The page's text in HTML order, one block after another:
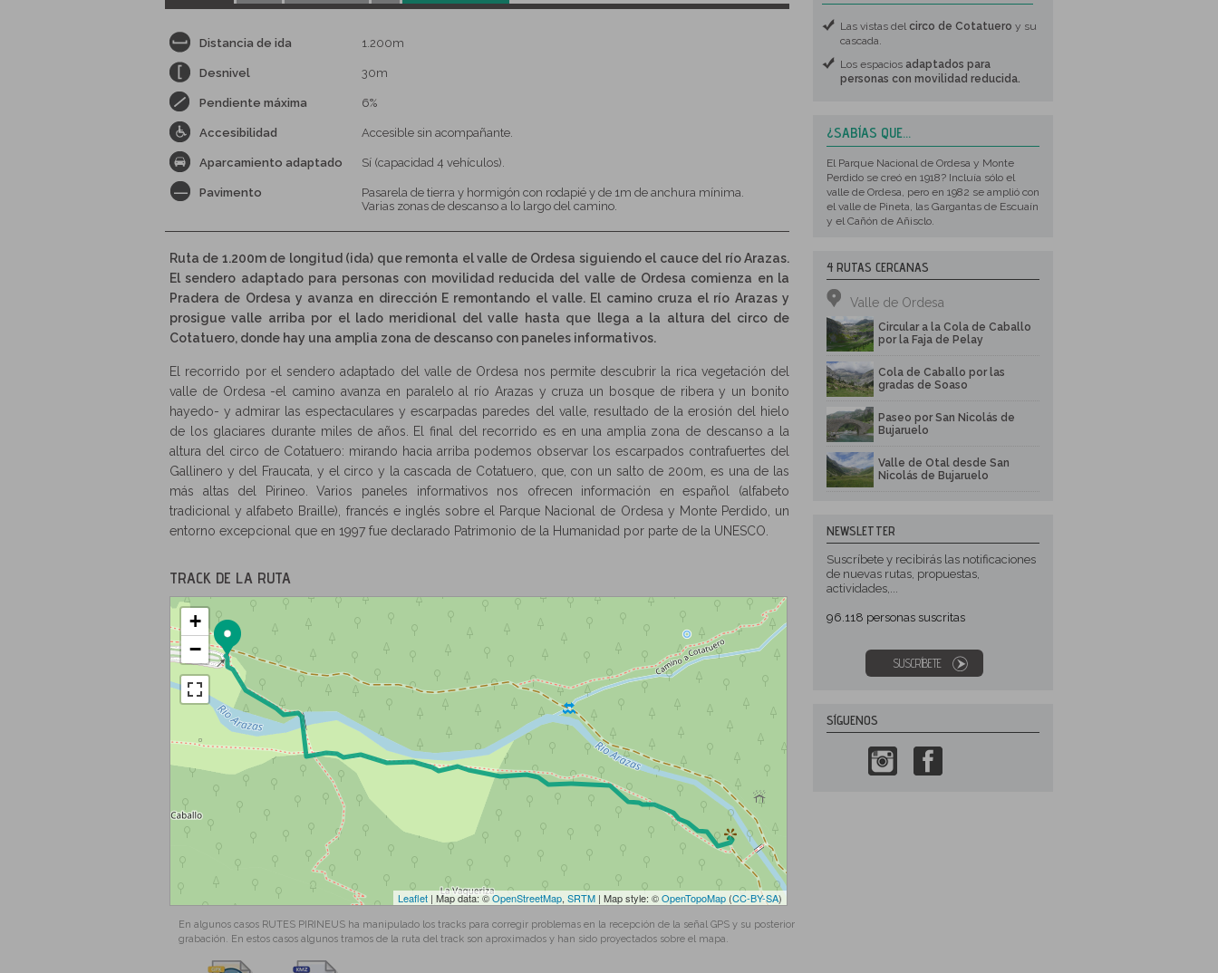
Distancia de ida 1.200m
Desnivel 30m
Pendiente máxima 6%
Accesibilidad Accesible sin acompañante.
Aparcamiento adaptado Sí (capacidad 4 vehículos).
Pavimento
Pasarela de tierra y hormigón con rodapié y de 1m de anchura mínima.
Varias zonas de descanso a lo largo del camino.
Ruta de 1.200m de longitud (ida) que remonta el valle de Ordesa siguiendo el cauce del río Arazas.
El sendero adaptado para personas con movilidad reducida del valle de Ordesa comienza en la
Pradera de Ordesa y avanza en dirección E remontando el valle. El camino cruza el río Arazas y
prosigue valle arriba por el lado meridional del valle hasta que llega a la altura del circo de
Cotatuero, donde hay una amplia zona de descanso con paneles informativos.
El recorrido por el sendero adaptado del valle de Ordesa nos permite descubrir la rica vegetación del
valle de Ordesa -el camino avanza en paralelo al río Arazas y cruza un bosque de ribera y un bonito
hayedo- y admirar las espectaculares y escarpadas paredes del valle, resultado de la erosión del hielo
de los glaciares durante miles de años. El final del recorrido es en una amplia zona de descanso a la
altura del circo de Cotatuero: mirando hacia arriba podemos observar los escarpados contrafuertes del
Gallinero y del Fraucata, y el circo y la cascada de Cotatuero, que, con un salto de 200m, es una de las
más altas del Pirineo. Varios paneles informativos nos ofrecen información en español (alfabeto
tradicional y alfabeto Braille), francés e inglés sobre el Parque Nacional de Ordesa y Monte Perdido, un
entorno excepcional que en 1997 fue declarado Patrimonio de la Humanidad por parte de la UNESCO.
TRACK DE LA RUTA
+
−
Leaflet | Map data: ©OpenStreetMap, SRTM | Map style: ©OpenTopoMap (CC-BY-SA)
En algunos casos RUTES PIRINEUS ha manipulado los tracks para corregir problemas en la recepción de la señal GPS y su posterior
grabación. En estos casos algunos tramos de la ruta del track son aproximados y han sido proyectados sobre el mapa.
Las vistas delcirco de Cotatuero y su
cascada.
Los espacios adaptados para
personas con movilidad reducida.
¿SABÍAS QUE...
El Parque Nacional de Ordesa y Monte
Perdido se creó en 1918? Incluía sólo el
valle de Ordesa, pero en 1982 se amplió con
el valle de Pineta, las Gargantas de Escuaín
y el Cañón de Añisclo.
4 RUTAS CERCANAS
Valle de Ordesa
Circular a la Cola de Caballo
por la Faja de Pelay
Cola de Caballo por las
gradas de Soaso
Paseo por San Nicolás de
Bujaruelo
Valle de Otal desde San
Nicolás de Bujaruelo
NEWSLETTER
Suscríbete y recibirás las notificaciones
de nuevas rutas, propuestas,
actividades,...
96.118 personas suscritas
SUSCRÍBETE
SÍGUENOS